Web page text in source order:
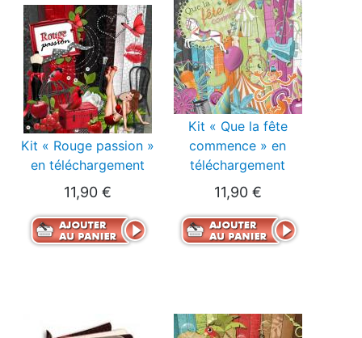
Kit « Rouge passion »
en téléchargement
11,90 €
Kit « Que la fête
commence » en
téléchargement
11,90 €